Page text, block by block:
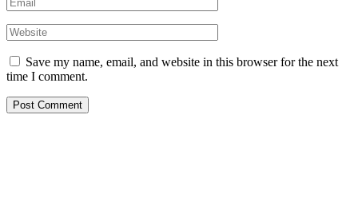
Save my name, email, and website in this browser for the next
time I comment.